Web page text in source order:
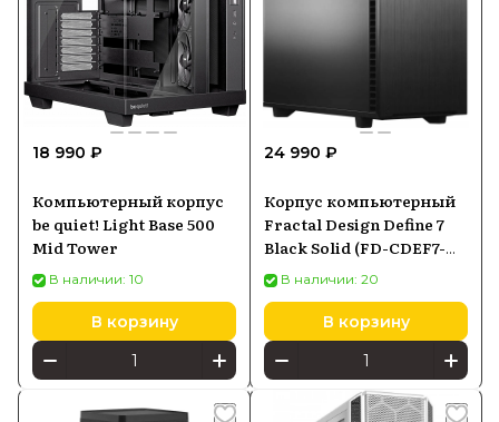
18 990 ₽
Компьютерный корпус
be quiet! Light Base 500
Mid Tower
В наличии: 10
В корзину
24 990 ₽
Корпус компьютерный
Fractal Design Define 7
Black Solid (FD-CDEF7-
A01)В наличии: 20
В корзину